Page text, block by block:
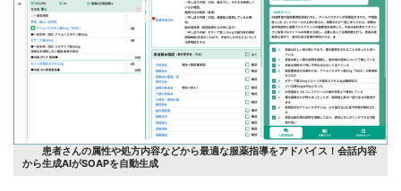
患者さんの属性や処方内容などから最適な服薬指導をアドバイス！会話内容
から生成AIがSOAPを自動生成